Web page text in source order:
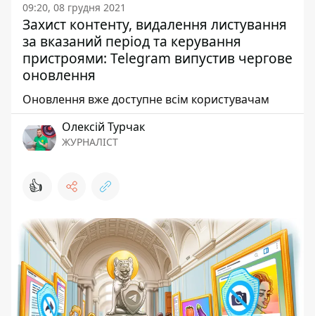
09:20, 08 грудня 2021
Захист контенту, видалення листування
за вказаний період та керування
пристроями: Telegram випустив чергове
оновлення
Оновлення вже доступне всім користувачам
Олексій Турчак
ЖУРНАЛІСТ
👍